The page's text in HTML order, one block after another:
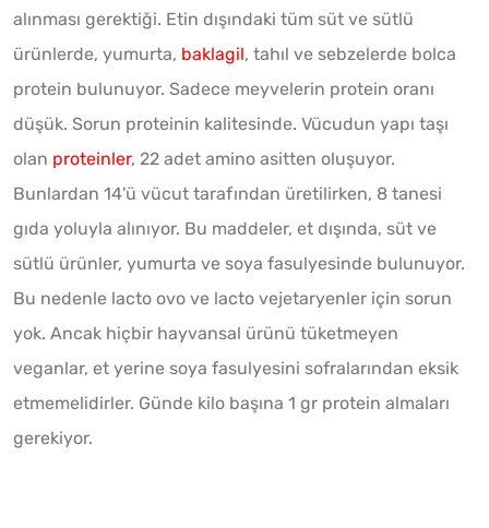
alınması gerektiği. Etin dışındaki tüm süt ve sütlü
ürünlerde, yumurta, baklagil, tahıl ve sebzelerde bolca
protein bulunuyor. Sadece meyvelerin protein oranı
düşük. Sorun proteinin kalitesinde. Vücudun yapı taşı
olan proteinler, 22 adet amino asitten oluşuyor.
Bunlardan 14'ü vücut tarafından üretilirken, 8 tanesi
gıda yoluyla alınıyor. Bu maddeler, et dışında, süt ve
sütlü ürünler, yumurta ve soya fasulyesinde bulunuyor.
Bu nedenle lacto ovo ve lacto vejetaryenler için sorun
yok. Ancak hiçbir hayvansal ürünü tüketmeyen
veganlar, et yerine soya fasulyesini sofralarından eksik
etmemelidirler. Günde kilo başına 1 gr protein almaları
gerekiyor.